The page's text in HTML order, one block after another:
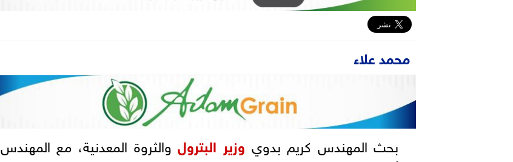
محمد علاء
بحث المهندس كريم بدوي وزير البترولوالثروة المعدنية، مع المهندس